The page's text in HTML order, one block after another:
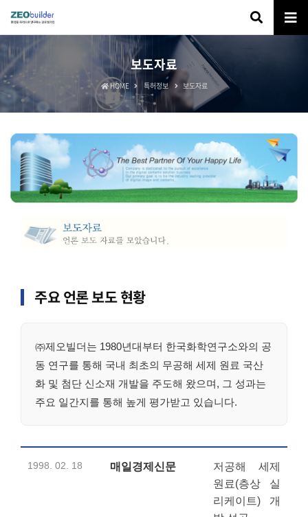
보도자료
HOME 특허정보 보도자료
주요 언론 보도 현황
㈜제오빌더는 1980년대부터 한국화학연구소와의 공
동 연구를 통해 국내 최초의 무공해 세제 원료 국산
화 및 첨단 신소재 개발을 주도해 왔으며, 그 성과는
주요 일간지를 통해 높게 평가받고 있습니다.
1998. 02. 18 매일경제신문
저공해 세제
원료(층상 실
리케이트) 개